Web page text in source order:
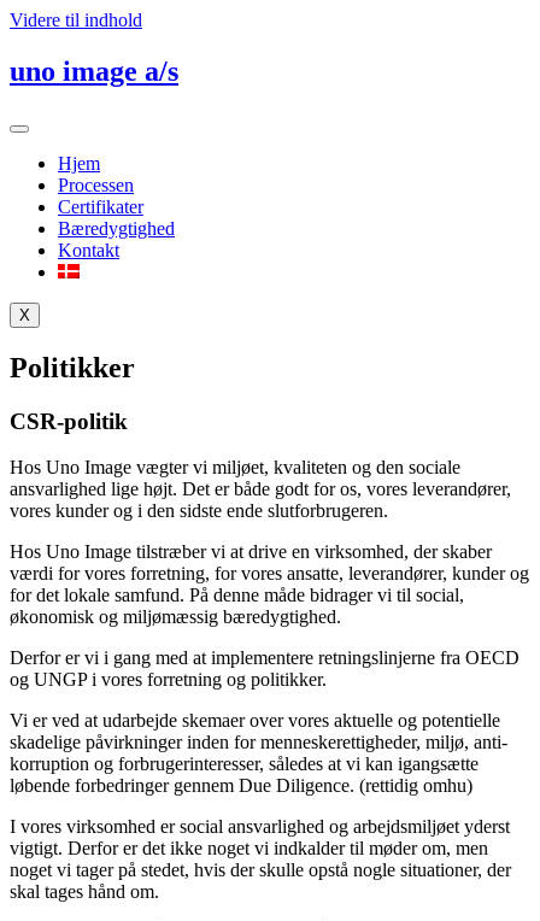
Videre til indhold
uno image a/s
Hjem
Processen
Certifikater
Bæredygtighed
Kontakt
X
Politikker
CSR-politik
Hos Uno Image vægter vi miljøet, kvaliteten og den sociale
ansvarlighed lige højt. Det er både godt for os, vores leverandører,
vores kunder og i den sidste ende slutforbrugeren.
Hos Uno Image tilstræber vi at drive en virksomhed, der skaber
værdi for vores forretning, for vores ansatte, leverandører, kunder og
for det lokale samfund. På denne måde bidrager vi til social,
økonomisk og miljømæssig bæredygtighed.
Derfor er vi i gang med at implementere retningslinjerne fra OECD
og UNGP i vores forretning og politikker.
Vi er ved at udarbejde skemaer over vores aktuelle og potentielle
skadelige påvirkninger inden for menneskerettigheder, miljø, anti-
korruption og forbrugerinteresser, således at vi kan igangsætte
løbende forbedringer gennem Due Diligence. (rettidig omhu)
I vores virksomhed er social ansvarlighed og arbejdsmiljøet yderst
vigtigt. Derfor er det ikke noget vi indkalder til møder om, men
noget vi tager på stedet, hvis der skulle opstå nogle situationer, der
skal tages hånd om.